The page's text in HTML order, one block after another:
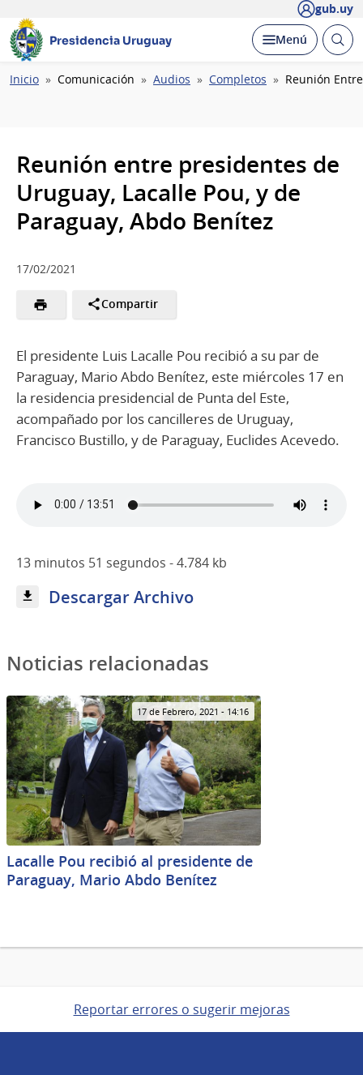
gub.uy
Presidencia Uruguay Desplegar
Menú Abrir
Ruta
Inicio Comunicación Audios Completos Reunión
Reunión entre presidentes de
Uruguay, Lacalle Pou, y de
Paraguay, Abdo Benítez
17/02/2021
Compartir
El presidente Luis Lacalle Pou recibió a su par de
Paraguay, Mario Abdo Benítez, este miércoles 17 en
la residencia presidencial de Punta del Este,
acompañado por los cancilleres de Uruguay,
Francisco Bustillo, y de Paraguay, Euclides Acevedo.
13 minutos 51 segundos - 4.784 kb
Descargar Archivo
Noticias relacionadas
17 de Febrero, 2021 - 14:16
Lacalle Pou recibió al presidente de
Paraguay, Mario Abdo Benítez
Reportar errores o sugerir mejoras